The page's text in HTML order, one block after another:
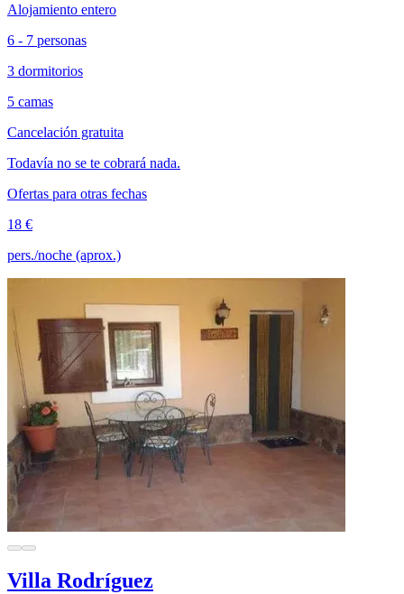
Alojamiento entero
6 - 7 personas
3 dormitorios
5 camas
Cancelación gratuita
Todavía no se te cobrará nada.
Ofertas para otras fechas
18 €
pers./noche (aprox.)
Villa Rodríguez